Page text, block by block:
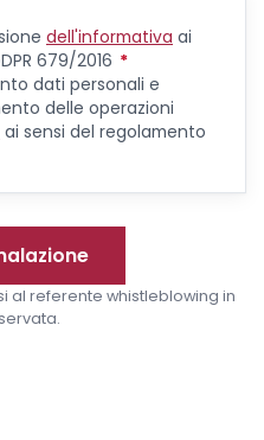
dell'informativa ai
679/2016 *
dati personali e
delle operazioni
ai sensi del regolamento
al referente whistleblowing in